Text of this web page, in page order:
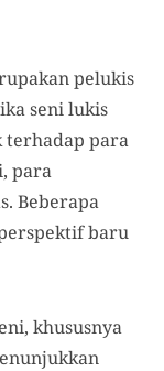
pelukis
seni lukis
terhadap para
para
Beberapa
baru
khususnya